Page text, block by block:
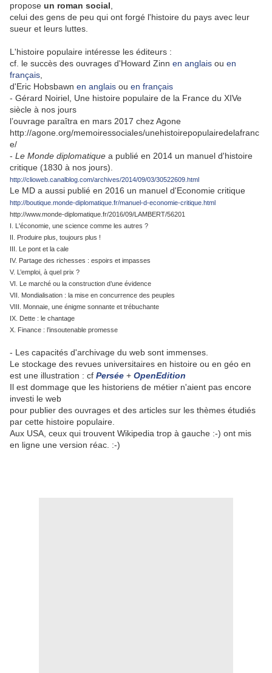
propose un roman social
celui des gens de peu qui ont forgé l'histoire du pays avec leur
sueur et leurs luttes.
L'histoire populaire intéresse les éditeurs :
cf. le succès des ouvrages d'Howard Zinn en anglais ou en
français
d'Eric Hobsbawn en anglais ou en français
- Gérard Noiriel, Une histoire populaire de la France du XIVe
siècle à nos jours
l’ouvrage paraîtra en mars 2017 chez Agone
http://agone.org/memoiressociales/unehistoirepopulairedelafranc
e/
- Le Monde diplomatique a publié en 2014 un manuel d'histoire
critique (1830 à nos jours).
http://clioweb.canalblog.com/archives/2014/09/03/30522609.html
Le MD a aussi publié en 2016 un manuel d'Economie critique
http://boutique.monde-diplomatique.fr/manuel-d-economie-critique.html
http://www.monde-diplomatique.fr/2016/09/LAMBERT/56201
I. L'économie, une science comme les autres ?
II. Produire plus, toujours plus !
III. Le pont et la cale
IV. Partage des richesses : espoirs et impasses
V. L’emploi, à quel prix ?
VI. Le marché ou la construction d’une évidence
VII. Mondialisation : la mise en concurrence des peuples
VIII. Monnaie, une énigme sonnante et trébuchante
IX. Dette : le chantage
X. Finance : l’insoutenable promesse
- Les capacités d'archivage du web sont immenses.
Le stockage des revues universitaires en histoire ou en géo en
est une illustration : cf Persée + OpenEdition
Il est dommage que les historiens de métier n'aient pas encore
investi le web
pour publier des ouvrages et des articles sur les thèmes étudiés
par cette histoire populaire.
Aux USA, ceux qui trouvent Wikipedia trop à gauche :-) ont mis
en ligne une version réac. :-)